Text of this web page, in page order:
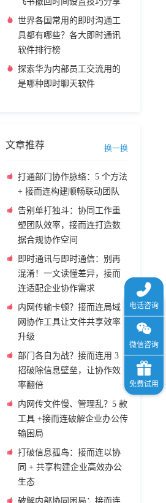
世界各国常用的即时沟通工
具都有哪些？各大即时通讯
软件排行榜
探索华为内部员工交流用的
是哪种即时聊天软件
文章推荐 换一换
打通部门协作脉络：5 个方法
+ 接而连构建顺畅联动团队
告别单打独斗：协同工作重
塑团队效率，接而连打造数
据合规协作空间
即时通讯与即时通信：别再
混淆！一文读懂差异，接而
连适配企业协作需求
内网传输卡顿？接而连局域
网协作工具让文件共享效率
升级
部门各自为战？接而连用 3
招破除信息壁垒，让协作效
率翻倍
内网传文件慢、管理乱？5 款
工具 +接而连破解企业办公传
输困局
打破信息孤岛：接而连以协
同 + 共享构建企业高效办公
生态
破解内部协同困局：接而连